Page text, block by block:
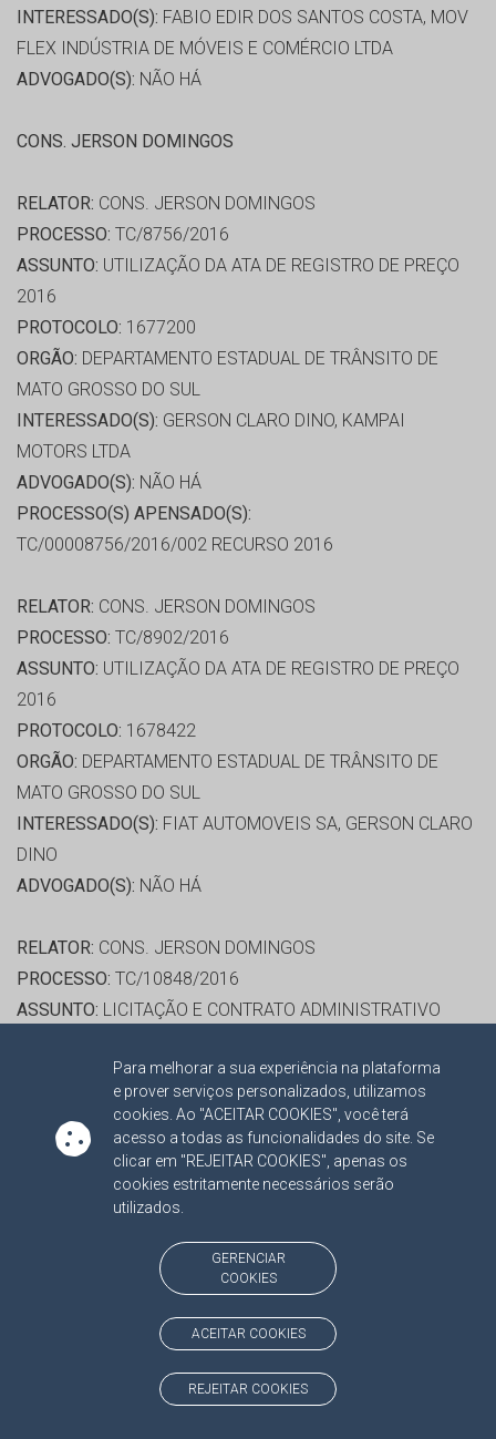
Para melhorar a sua experiência na plataforma
e prover serviços personalizados, utilizamos
cookies. Ao "ACEITAR COOKIES", você terá
acesso a todas as funcionalidades do site. Se
clicar em "REJEITAR COOKIES", apenas os
cookies estritamente necessários serão
utilizados.
GERENCIAR
COOKIES
ACEITAR COOKIES
REJEITAR COOKIES
INTERESSADO(S): FABIO EDIR DOS SANTOS COSTA, MOV
FLEX INDÚSTRIA DE MÓVEIS E COMÉRCIO LTDA
ADVOGADO(S): NÃO HÁ
CONS. JERSON DOMINGOS
RELATOR: CONS. JERSON DOMINGOS
PROCESSO: TC/8756/2016
ASSUNTO: UTILIZAÇÃO DA ATA DE REGISTRO DE PREÇO
2016
PROTOCOLO: 1677200
ORGÃO: DEPARTAMENTO ESTADUAL DE TRÂNSITO DE
MATO GROSSO DO SUL
INTERESSADO(S): GERSON CLARO DINO, KAMPAI
MOTORS LTDA
ADVOGADO(S): NÃO HÁ
PROCESSO(S) APENSADO(S):
TC/00008756/2016/002 RECURSO 2016
RELATOR: CONS. JERSON DOMINGOS
PROCESSO: TC/8902/2016
ASSUNTO: UTILIZAÇÃO DA ATA DE REGISTRO DE PREÇO
2016
PROTOCOLO: 1678422
ORGÃO: DEPARTAMENTO ESTADUAL DE TRÂNSITO DE
MATO GROSSO DO SUL
INTERESSADO(S): FIAT AUTOMOVEIS SA, GERSON CLARO
DINO
ADVOGADO(S): NÃO HÁ
RELATOR: CONS. JERSON DOMINGOS
PROCESSO: TC/10848/2016
ASSUNTO: LICITAÇÃO E CONTRATO ADMINISTRATIVO
PROTOCOLO:1684255
PREFEITURA MUNICIPAL DE PARANAIBA
INTERESSADO(S):DIOGO ROBALINHO DE QUEIROZ,
SUPERMERCADO SANTANA LTDA
ADVOGADO(S):NÃO HÁ
CONS. JERSON DOMINGOS
TC/9649/2016
CONTRATO DE TRANSPORTE ESCOLAR 2016
1684295
PREFEITURA MUNICIPAL DE PARAÍSO DAS ÁGUAS